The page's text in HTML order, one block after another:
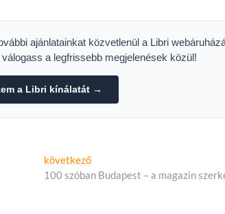
ajánlatainkat közvetlenül a Libri
a legfrissebb megjelenések közül!
a Libri kínálatát →
következőKövetkező
cikk:
100 szóban Budapest – a magazin